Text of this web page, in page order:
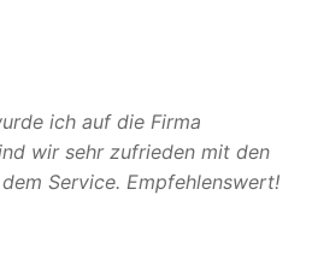
ich auf die Firma
wir sehr zufrieden mit den
Service. Empfehlenswert!